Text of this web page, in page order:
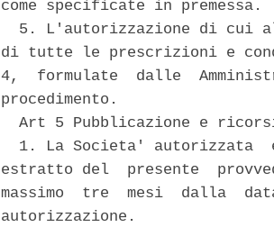
come specificate in premessa.
5. L'autorizzazione di cui
di tutte le prescrizioni e
4,  formulate  dalle
procedimento.
Art 5 Pubblicazione e
1. La Societa' autorizzata
estratto del  presente
massimo  tre  mesi  dalla
autorizzazione.